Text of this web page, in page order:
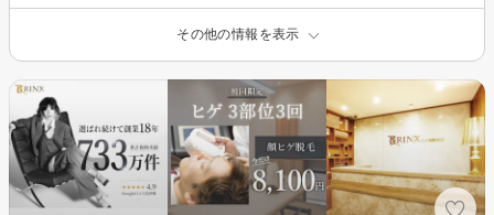
その他の情報を表示